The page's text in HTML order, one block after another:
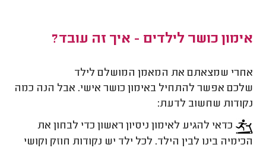
אימון כושר לילדים - איך זה עובד?
אחרי שמצאתם את המאמן המושלם לילד
שלכם אפשר להתחיל באימון כושר אישי. אבל הנה כמה
נקודות שחשוב לדעת:
כדאי להגיע לאימון ניסיון ראשון כדי לבחון את
הכימיה בינו לבין הילד. לכל ילד יש נקודות חוזק וקושי